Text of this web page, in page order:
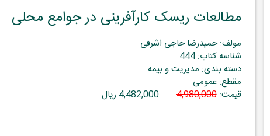
مطالعات ریسک کارآفرینی در جوامع محلی
مولف: حمیدرضا حاجی اشرفی
شناسه کتاب: 444
دسته بندی: مدیریت و بیمه
مقطع: عمومی
قیمت:4,980,000 4,482,000 ریال